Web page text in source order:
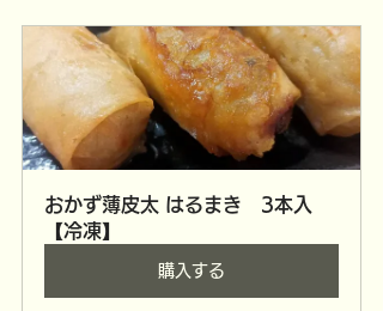
おかず薄皮太 はるまき　3本入
【冷凍】
購入する